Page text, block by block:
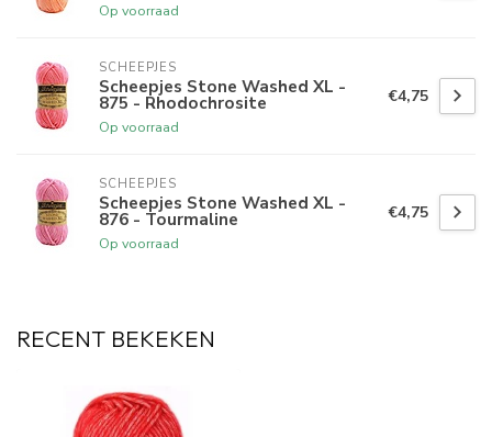
Op voorraad
SCHEEPJES
Scheepjes Stone Washed XL -
875 - Rhodochrosite
Op voorraad
€4,75
SCHEEPJES
Scheepjes Stone Washed XL -
876 - Tourmaline
Op voorraad
€4,75
RECENT BEKEKEN